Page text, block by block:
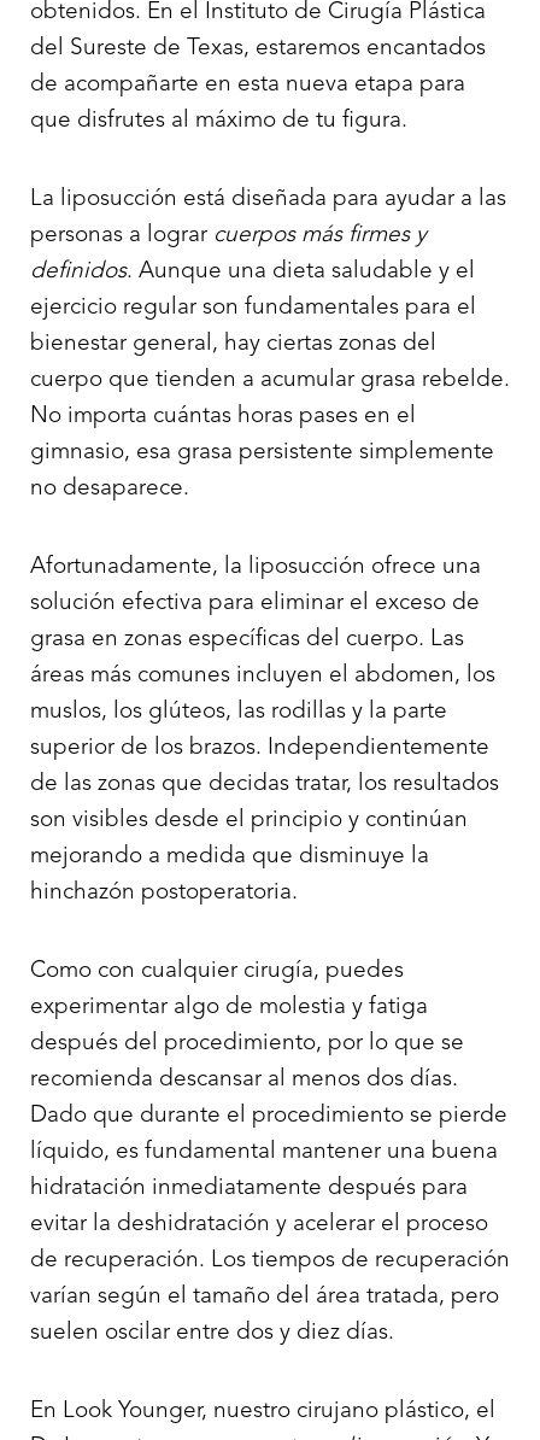
obtenidos. En el Instituto de Cirugía Plástica
del Sureste de Texas, estaremos encantados
de acompañarte en esta nueva etapa para
que disfrutes al máximo de tu figura.
La liposucción está diseñada para ayudar a las
personas a lograr cuerpos más firmes y
definidos. Aunque una dieta saludable y el
ejercicio regular son fundamentales para el
bienestar general, hay ciertas zonas del
cuerpo que tienden a acumular grasa rebelde.
No importa cuántas horas pases en el
gimnasio, esa grasa persistente simplemente
no desaparece.
Afortunadamente, la liposucción ofrece una
solución efectiva para eliminar el exceso de
grasa en zonas específicas del cuerpo. Las
áreas más comunes incluyen el abdomen, los
muslos, los glúteos, las rodillas y la parte
superior de los brazos. Independientemente
de las zonas que decidas tratar, los resultados
son visibles desde el principio y continúan
mejorando a medida que disminuye la
hinchazón postoperatoria.
Como con cualquier cirugía, puedes
experimentar algo de molestia y fatiga
después del procedimiento, por lo que se
recomienda descansar al menos dos días.
Dado que durante el procedimiento se pierde
líquido, es fundamental mantener una buena
hidratación inmediatamente después para
evitar la deshidratación y acelerar el proceso
de recuperación. Los tiempos de recuperación
varían según el tamaño del área tratada, pero
suelen oscilar entre dos y diez días.
En Look Younger, nuestro cirujano plástico, el
Aa
Dyslexia Friendly Hide Images